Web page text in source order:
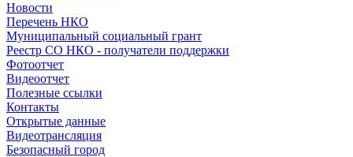
Новости
Перечень НКО
Муниципальный социальный грант
Реестр СО НКО - получатели поддержки
Фотоотчет
Видеоотчет
Полезные ссылки
Контакты
Открытые данные
Видеотрансляция
Безопасный город